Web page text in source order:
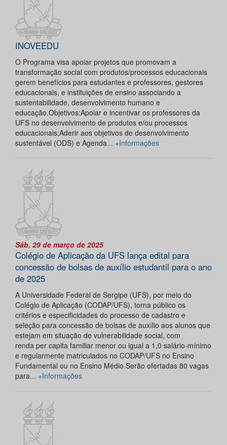
INOVEEDU
O Programa visa apoiar projetos que promovam a
transformação social com produtos/processos educacionais
gerem benefícios para estudantes e professores, gestores
educacionais, e instituições de ensino associando a
sustentabilidade, desenvolvimento humano e
educação.Objetivos:Apoiar e incentivar os professores da
UFS no desenvolvimento de produtos e/ou processos
educacionais;Aderir aos objetivos de desenvolvimento
sustentável (ODS) e Agenda... +Informações
Sáb, 29 de março de 2025
Colégio de Aplicação da UFS lança edital para
concessão de bolsas de auxílio estudantil para o ano
de 2025
A Universidade Federal de Sergipe (UFS), por meio do
Colégio de Aplicação (CODAP/UFS), torna público os
critérios e especificidades do processo de cadastro e
seleção para concessão de bolsas de auxílio aos alunos que
estejam em situação de vulnerabilidade social, com
renda per capita familiar menor ou igual a 1,0 salário-mínimo
e regularmente matriculados no CODAP/UFS no Ensino
Fundamental ou no Ensino Médio.Serão ofertadas 80 vagas
para... +Informações